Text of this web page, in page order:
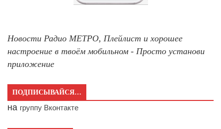
Новости Радио МЕТРО, Плейлист и хорошее
настроение в твоём мобильном - Просто установи
приложение
ПОДПИСЫВАЙСЯ…
на группу Вконтакте